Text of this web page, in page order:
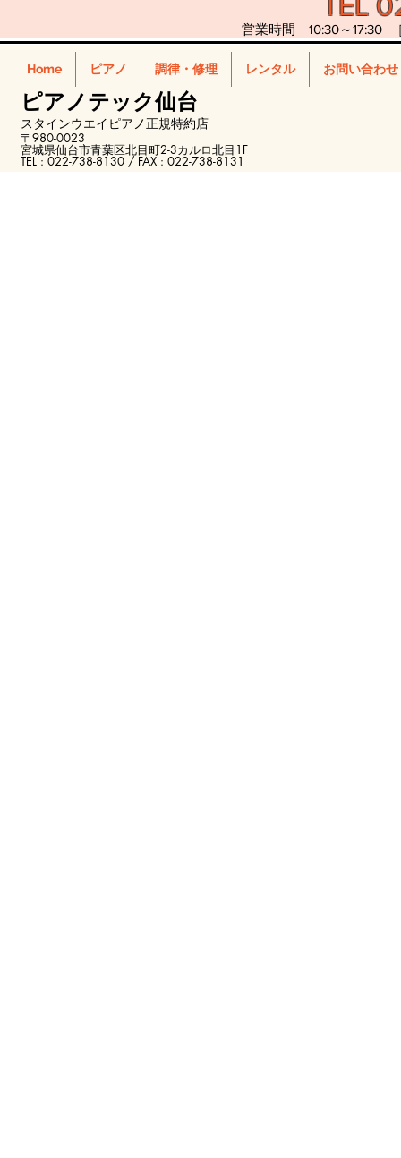
営業時間 10:30～17:30
Home ピアノ 調律・修理 レンタル お問い合わせ
ピアノテック仙台
スタインウエイピアノ正規特約店
〒980-0023
宮城県仙台市青葉区北目町2-3カルロ北目1F
TEL : 022-738-8130 / FAX : 022-738-8131